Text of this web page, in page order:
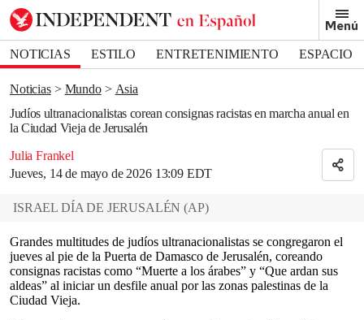
Menú
NOTICIAS ESTILO ENTRETENIMIENTO
ESPACIO
DEPORTES
Noticias Mundo
Asia
Judíos ultranacionalistas corean consignas racistas en marcha anual en
la Ciudad Vieja de Jerusalén
Julia Frankel
Jueves, 14 de mayo de 2026 13:09 EDT
Bookmark popover
Removed from bookmarks
Close popover
ISRAEL DÍA DE JERUSALÉN (AP)
Grandes multitudes de judíos ultranacionalistas se congregaron el
jueves al pie de la Puerta de Damasco de Jerusalén, coreando
consignas racistas como “Muerte a los árabes” y “Que ardan sus
aldeas” al iniciar un desfile anual por las zonas palestinas de la
Ciudad Vieja.